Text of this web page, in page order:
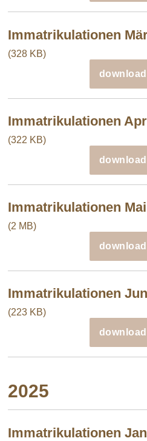
Immatrikulationen
(328 KB)
download
Immatrikulationen
(322 KB)
download
Immatrikulationen
(2 MB)
download
Immatrikulationen
(223 KB)
download
2025
Immatrikulationen